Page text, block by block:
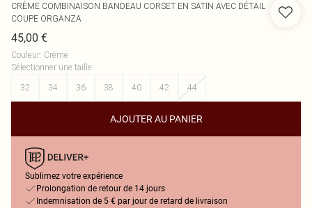
CRÈME COMBINAISON BANDEAU CORSET EN SATIN AVEC DÉTAIL
COUPE ORGANZA
45,00 €
Couleur: Crème
Sélectionner une taille:
32
34 36 38 40 42 44
AJOUTER AU PANIER
Sublimez votre expérience
Prolongation de retour de 14 jours
Indemnisation de 5 € par jour de retard de livraison